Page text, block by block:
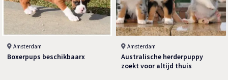
Amsterdam
Boxerpups beschikbaarx
Amsterdam
Australische herderpuppy
zoekt voor altijd thuis